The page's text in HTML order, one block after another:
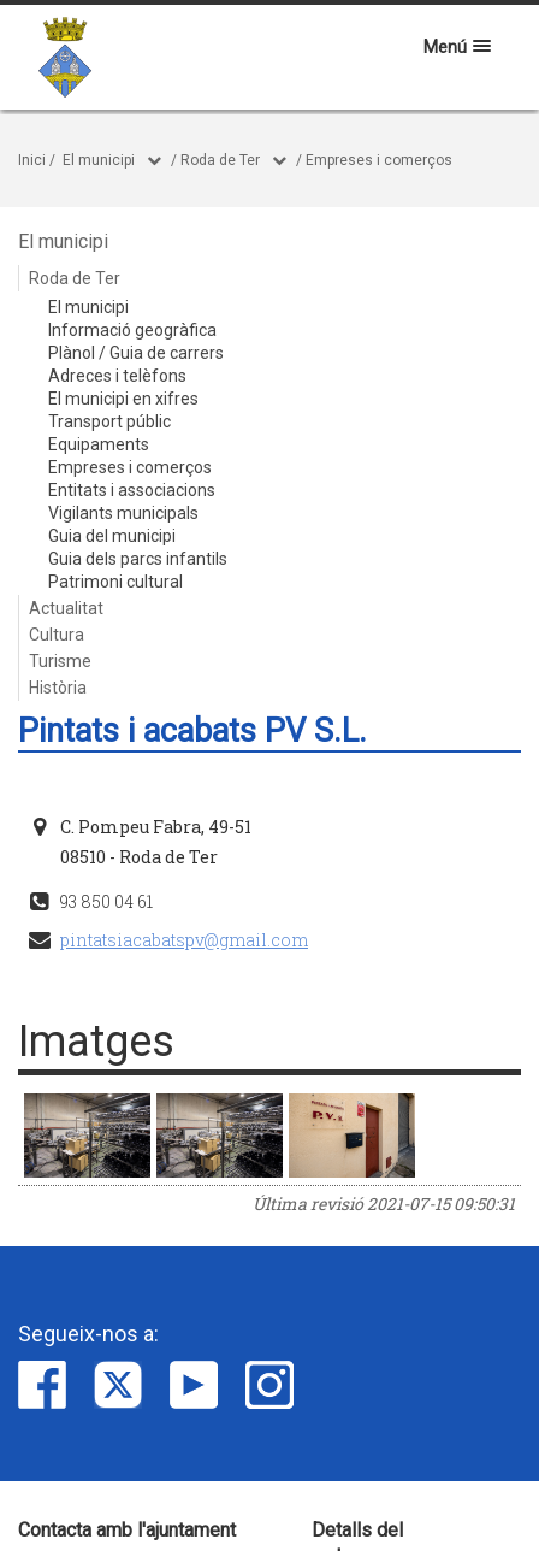
Menú
Inici / El municipi / Roda de Ter / Empreses i comerços
El municipi
Roda de Ter
El municipi
Informació geogràfica
Plànol / Guia de carrers
Adreces i telèfons
El municipi en xifres
Transport públic
Equipaments
Empreses i comerços
Entitats i associacions
Vigilants municipals
Guia del municipi
Guia dels parcs infantils
Patrimoni cultural
Actualitat
Cultura
Turisme
Història
Pintats i acabats PV S.L.
C. Pompeu Fabra, 49-51
08510 - Roda de Ter
93 850 04 61
pintatsiacabatspv@gmail.com
Imatges
Última revisió2021-07-15 09:50:31
Segueix-nos a:
Contacta amb l'ajuntament
Detalls del